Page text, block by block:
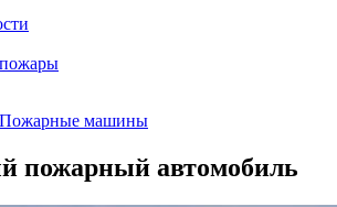
Пожарные машины
пожарный автомобиль